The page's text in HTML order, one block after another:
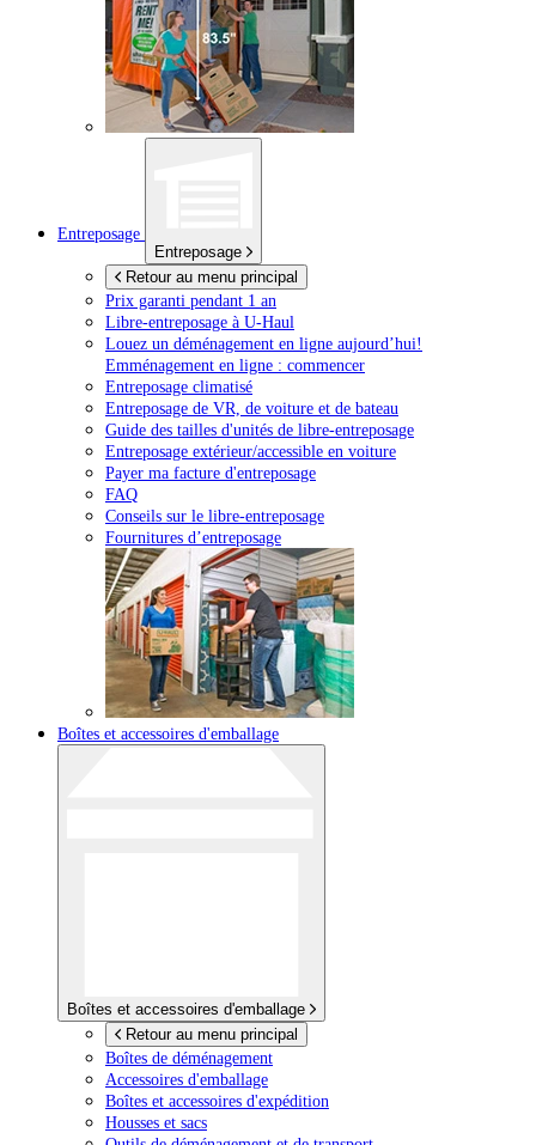
Entreposage
Entreposage
Retour au menu principal
Prix garanti pendant 1 an
Libre-entreposage à U-Haul
Louez un déménagement en ligne aujourd’hui!
Emménagement en ligne : commencer
Entreposage climatisé
Entreposage de VR, de voiture et de bateau
Guide des tailles d'unités de libre-entreposage
Entreposage extérieur/accessible en voiture
Payer ma facture d'entreposage
FAQ
Conseils sur le libre-entreposage
Fournitures d’entreposage
Boîtes et accessoires d'emballage
Boîtes et accessoires d'emballage
Retour au menu principal
Boîtes de déménagement
Accessoires d'emballage
Boîtes et accessoires d'expédition
Housses et sacs